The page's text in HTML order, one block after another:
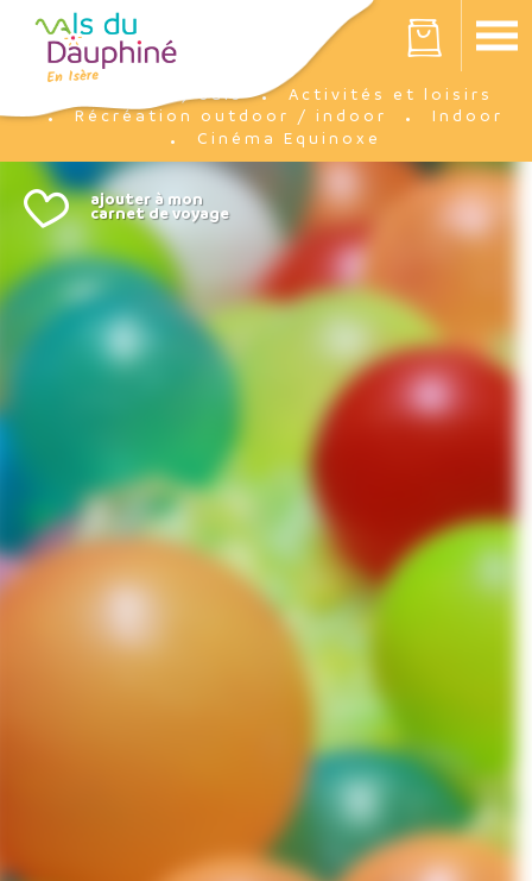
Votre panier est vide
J'y suis
Activités et loisirs
Récréation outdoor / indoor
Indoor
Cinéma Equinoxe
Panneau de gestion des cookies